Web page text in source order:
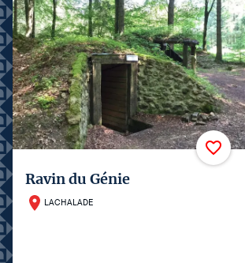
Ravin du Génie
LACHALADE